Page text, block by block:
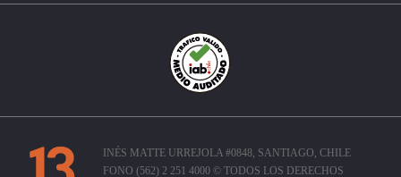
INÉS MATTE URREJOLA #0848, SANTIAGO, CHILE
FONO (562) 2 251 4000 © TODOS LOS DERECHOS